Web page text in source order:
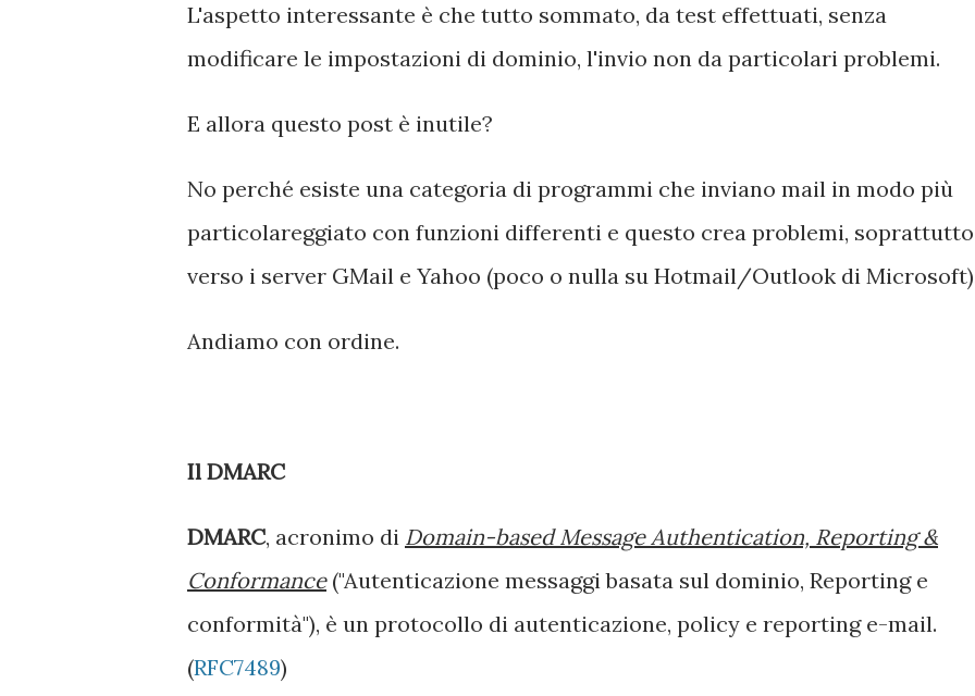
L'aspetto interessante è che tutto sommato, da test effettuati, senza
modificare le impostazioni di dominio, l'invio non da particolari problemi.
E allora questo post è inutile?
No perché esiste una categoria di programmi che inviano mail in modo più
particolareggiato con funzioni differenti e questo crea problemi, soprattutto
verso i server GMail e Yahoo (poco o nulla su Hotmail/Outlook di
Andiamo con ordine.
Il DMARC
DMARC, acronimo di Domain-based Message Authentication, Reporting &
Conformance("Autenticazione messaggi basata sul dominio, Reporting e
conformità"), è un protocollo di autenticazione, policy e reporting e-mail.
(RFC7489)